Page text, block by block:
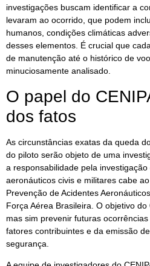
investigações buscam identificar a
levaram ao ocorrido, que podem
humanos, condições climáticas
desses elementos. É crucial que
de manutenção até o histórico de
minuciosamente analisado.
O papel do
dos fatos
As circunstâncias exatas da queda
do piloto serão objeto de uma
a responsabilidade pela
aeronáuticos civis e militares cabe
Prevenção de Acidentes
Força Aérea Brasileira. O objetivo do
mas sim prevenir futuras
fatores contribuintes e da emissão
segurança.